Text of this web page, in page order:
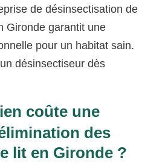
de désinsectisation de
Gironde garantit une
pour un habitat sain.
désinsectiseur dès
coûte une
des
lit en Gironde ?